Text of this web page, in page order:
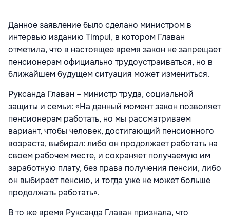
Данное заявление было сделано министром в
интервью изданию Timpul, в котором Главан
отметила, что в настоящее время закон не запрещает
пенсионерам официально трудоустраиваться, но в
ближайшем будущем ситуация может измениться.
Руксанда Главан – министр труда, социальной
защиты и семьи: «На данный момент закон позволяет
пенсионерам работать, но мы рассматриваем
вариант, чтобы человек, достигающий пенсионного
возраста, выбирал: либо он продолжает работать на
своем рабочем месте, и сохраняет получаемую им
заработную плату, без права получения пенсии, либо
он выбирает пенсию, и тогда уже не может больше
продолжать работать».
В то же время Руксанда Главан признала, что